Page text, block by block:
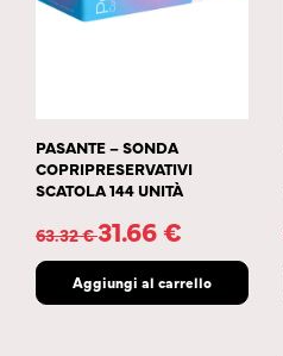
PASANTE – SONDA
COPRIPRESERVATIVI
SCATOLA 144 UNITÀ
63.32€31.66€
Aggiungi al carrello